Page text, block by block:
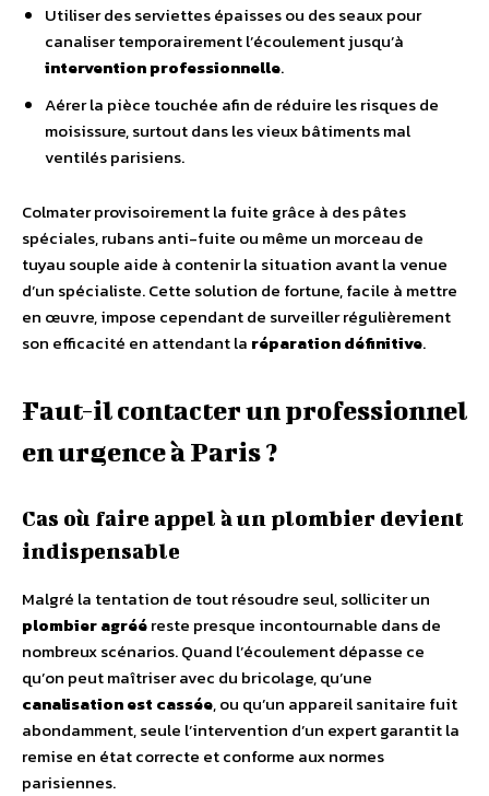
Utiliser des serviettes épaisses ou des seaux pour
canaliser temporairement l’écoulement jusqu’à
intervention professionnelle.
Aérer la pièce touchée afin de réduire les risques de
moisissure, surtout dans les vieux bâtiments mal
ventilés parisiens.
Colmater provisoirement la fuite grâce à des pâtes
spéciales, rubans anti-fuite ou même un morceau de
tuyau souple aide à contenir la situation avant la venue
d’un spécialiste. Cette solution de fortune, facile à mettre
en œuvre, impose cependant de surveiller régulièrement
son efficacité en attendant la réparation définitive.
Faut-il contacter un professionnel
en urgence à Paris ?
Cas où faire appel à un plombier devient
indispensable
Malgré la tentation de tout résoudre seul, solliciter un
plombier agrééreste presque incontournable dans de
nombreux scénarios. Quand l’écoulement dépasse ce
qu’on peut maîtriser avec du bricolage, qu’une
canalisation est cassée, ou qu’un appareil sanitaire fuit
abondamment, seule l’intervention d’un expert garantit la
remise en état correcte et conforme aux normes
parisiennes.